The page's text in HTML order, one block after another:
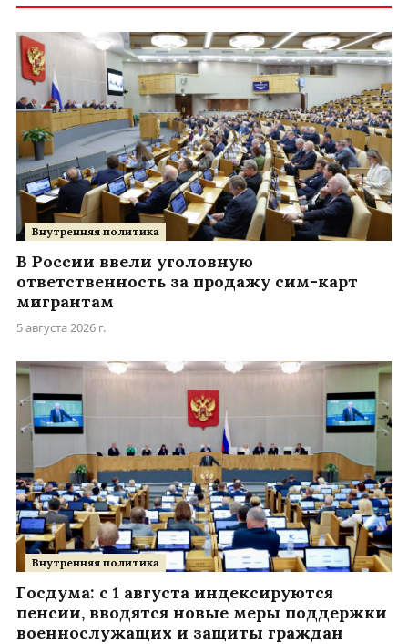
Внутренняя политика
В России ввели уголовную
ответственность за продажу сим-карт
мигрантам
5 августа 2026 г.
Внутренняя политика
Госдума: с 1 августа индексируются
пенсии, вводятся новые меры поддержки
военнослужащих и защиты граждан